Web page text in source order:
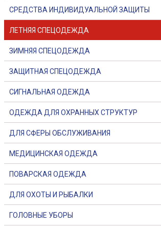
СРЕДСТВА ИНДИВИДУАЛЬНОЙ ЗАЩИТЫ
ЛЕТНЯЯ СПЕЦОДЕЖДА
ЗИМНЯЯ СПЕЦОДЕЖДА
ЗАЩИТНАЯ СПЕЦОДЕЖДА
СИГНАЛЬНАЯ ОДЕЖДА
ОДЕЖДА ДЛЯ ОХРАННЫХ СТРУКТУР
ДЛЯ СФЕРЫ ОБСЛУЖИВАНИЯ
МЕДИЦИНСКАЯ ОДЕЖДА
ПОВАРСКАЯ ОДЕЖДА
ДЛЯ ОХОТЫ И РЫБАЛКИ
ГОЛОВНЫЕ УБОРЫ